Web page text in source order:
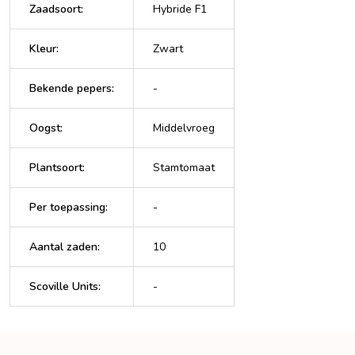
Zaadsoort: Hybride F1
Kleur: Zwart
Bekende pepers: -
Oogst: Middelvroeg
Plantsoort: Stamtomaat
Per toepassing: -
Aantal zaden: 10
Scoville Units: -